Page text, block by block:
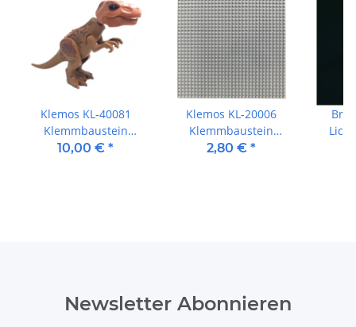
Klemos KL-40081
Klemmbaustein
Dinosaurier T Rex
10,00 € *
Klemos KL-20006
Klemmbaustein
Grundplatte 32x32
2,80 € *
Newsletter Abonnieren